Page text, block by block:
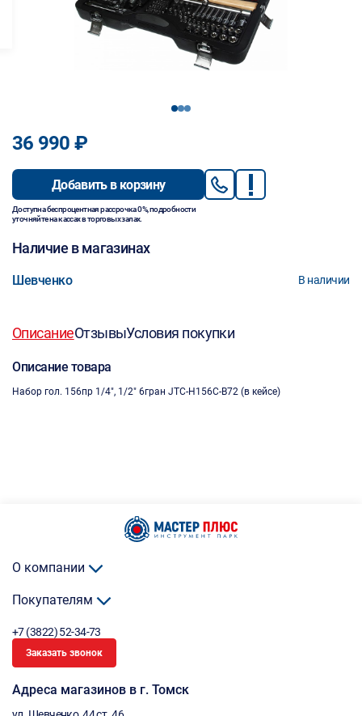
123
36 990 ₽
Добавить в корзину
Доступна беспроцентная рассрочка 0%, подробности
уточняйте на кассах в торговых залах.
Наличие в магазинах
Шевченко В наличии
ОписаниеОтзывыУсловия покупки
Описание товара
Набор гол. 156пр 1/4", 1/2" 6гран JTC-H156C-B72 (в кейсе)
О компании
Покупателям
+7 (3822) 52-34-73
Заказать звонок
Адреса магазинов в г. Томск